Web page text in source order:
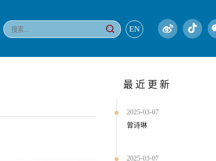
EN
最近更新
2025-03-07
曾诗琳
2025-03-07